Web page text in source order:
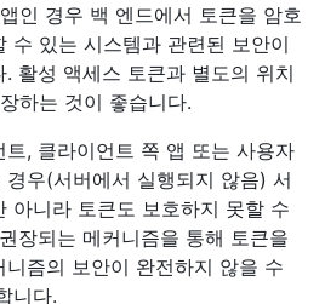
인 경우 백 엔드에서 토큰을 암호
수 있는 시스템과 관련된 보안이
활성 액세스 토큰과 별도의 위치
하는 것이 좋습니다.
, 클라이언트 쪽 앱 또는 사용자
우(서버에서 실행되지 않음) 서
아니라 토큰도 보호하지 못할 수
장되는 메커니즘을 통해 토큰을
즘의 보안이 완전하지 않을 수
니다.